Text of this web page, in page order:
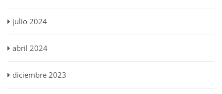
julio 2024
abril 2024
diciembre 2023